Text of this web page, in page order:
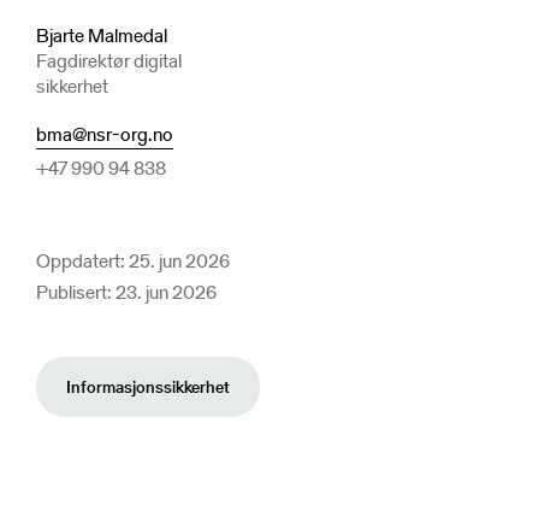
Bjarte Malmedal
Fagdirektør digital
sikkerhet
bma@nsr-org.no
+47 990 94 838
Oppdatert: 25. jun 2026
Publisert: 23. jun 2026
Informasjonssikkerhet